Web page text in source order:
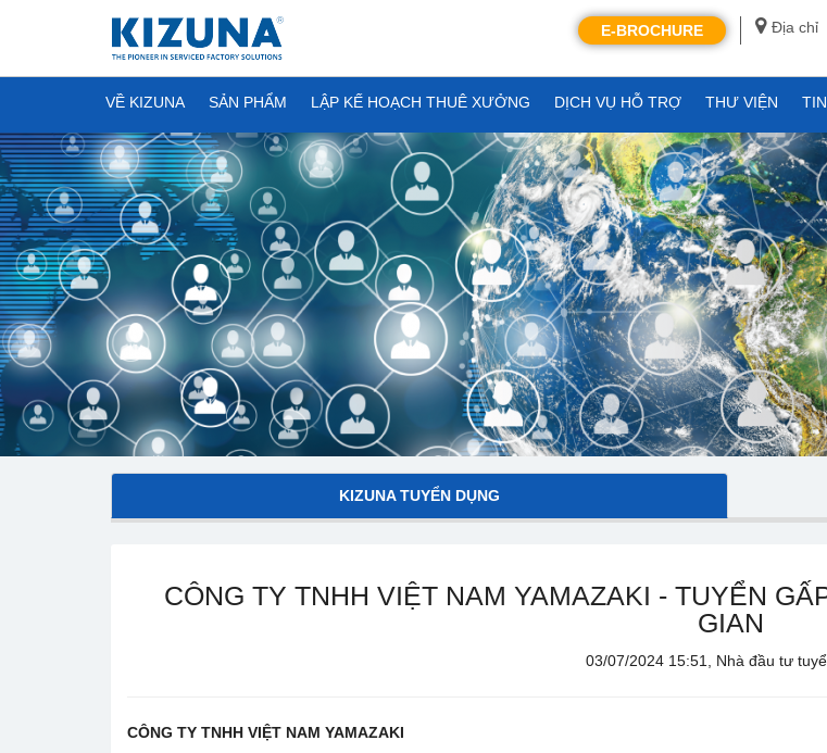
Địa chỉ
E-BROCHURE
VỀ KIZUNA SẢN PHẨM LẬP KẾ HOẠCH THUÊ XƯỞNG DỊCH VỤ HỖ TRỢ THƯ VIỆN
KIZUNA TUYỂN DỤNG
CÔNG TY TNHH VIỆT NAM YAMAZAKI - TUYỂN
GIAN
03/07/2024 15:51, Nhà đầu tư
CÔNG TY TNHH VIỆT NAM YAMAZAKI